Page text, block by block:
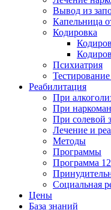
Вывод из
Капельница
Кодировка
Психиатрия
Реабилитация
При
При
При солевой
Лечение и
Методы
Программы
Программа
Социальная
Цены
База знаний